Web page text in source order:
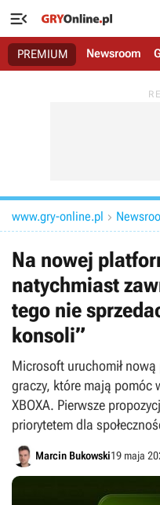

PREMIUM Newsroom
www.gry-online.pl 
Na nowej
natychmiast
tego nie
konsoli”
Microsoft uruchomił
graczy, które mają pomóc
XBOXA. Pierwsze
priorytetem dla
Marcin Bukowski19 maja